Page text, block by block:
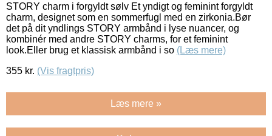
STORY charm i forgyldt sølv Et yndigt og feminint forgyldt
charm, designet som en sommerfugl med en zirkonia.Bør
det på dit yndlings STORY armbånd i lyse nuancer, og
kombinér med andre STORY charms, for et feminint
look.Eller brug et klassisk armbånd i so (Læs mere)
355 kr. (Vis fragtpris)
Læs mere »